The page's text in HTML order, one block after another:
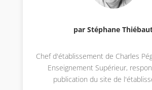
par Stéphane
Chef d'établissement de Charles
Enseignement Supérieur,
publication du site de